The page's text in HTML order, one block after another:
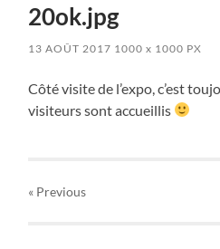
20ok.jpg
13 AOÛT 2017 1000x 1000 PX
Côté visite de l’expo, c’est
visiteurs sont accueillis
« Previous